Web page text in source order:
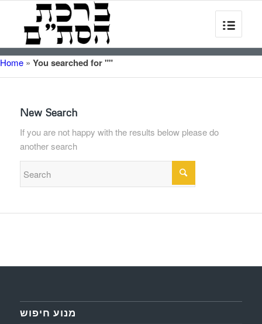
Home » You searched for ""
New Search
If you are not happy with the results below please do
another search
מנוע חיפוש